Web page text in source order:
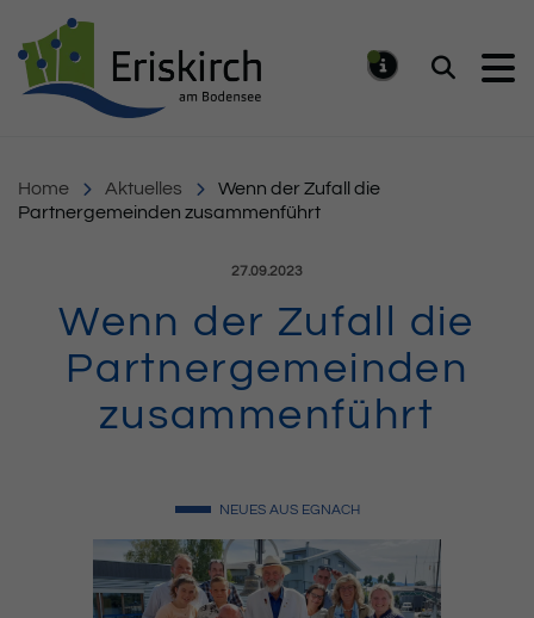
Suchen
Home Aktuelles
Wenn der Zufall die
Partnergemeinden zusammenführt
Veröffentlicht am:
27.09.2023
Wenn der Zufall die
Partnergemeinden
zusammenführt
NEUES AUS EGNACH